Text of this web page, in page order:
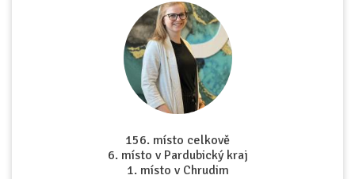
156. místo celkově
6. místo v Pardubický kraj
1. místo v Chrudim